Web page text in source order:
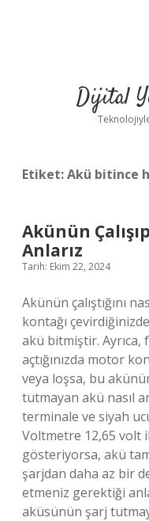
Dijital
Etiket:Akü bitince
Akünün
Anlarız
Tarih: Ekim 22, 2024
Akünün çalıştığını
kontağı
akü bitmiştir. Ayrıca,
açtığınızda motor
veya loşsa, bu
tutmayan akü nasıl
terminale ve siyah
Voltmetre 12,65 volt
gösteriyorsa, akü
şarjdan daha az bir
etmeniz gerektiği
aküsünün şarj